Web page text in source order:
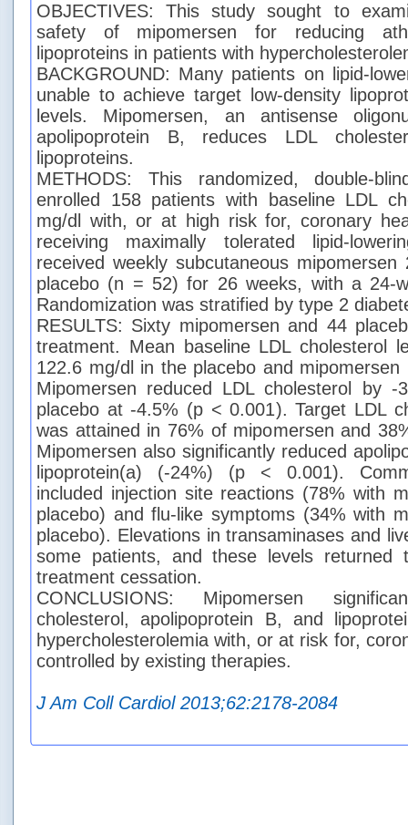
OBJECTIVES: This study sought to
safety of mipomersen for reducing
lipoproteins in patients with
BACKGROUND: Many patients on lipid-
unable to achieve target low-density
levels. Mipomersen, an antisense
apolipoprotein B, reduces LDL
lipoproteins.
METHODS: This randomized, double-
enrolled 158 patients with baseline LDL
mg/dl with, or at high risk for, coronary
receiving maximally tolerated lipid-
received weekly subcutaneous
placebo (n = 52) for 26 weeks, with a 24-
Randomization was stratified by type 2
RESULTS: Sixty mipomersen and 44
treatment. Mean baseline LDL cholesterol
122.6 mg/dl in the placebo and mipomersen
Mipomersen reduced LDL cholesterol by -
placebo at -4.5% (p < 0.001). Target LDL
was attained in 76% of mipomersen and
Mipomersen also significantly reduced
lipoprotein(a) (-24%) (p < 0.001).
included injection site reactions (78% with
placebo) and flu-like symptoms (34% with
placebo). Elevations in transaminases and
some patients, and these levels returned
treatment cessation.
CONCLUSIONS: Mipomersen
cholesterol, apolipoprotein B, and
hypercholesterolemia with, or at risk for,
controlled by existing therapies.
J Am Coll Cardiol 2013;62:2178-2084